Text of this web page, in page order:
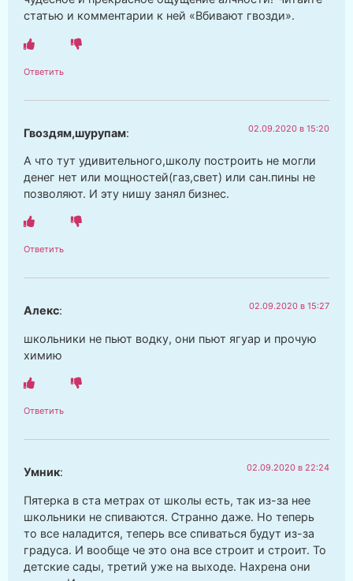
статью и комментарии к ней «Вбивают гвозди».
Ответить
Гвоздям,шурупам: 02.09.2020 в 15:20
А что тут удивительного,школу построить не могли
денег нет или мощностей(газ,свет) или сан.пины не
позволяют. И эту нишу занял бизнес.
Ответить
Алекс: 02.09.2020 в 15:27
школьники не пьют водку, они пьют ягуар и прочую
химию
Ответить
Умник: 02.09.2020 в 22:24
Пятерка в ста метрах от школы есть, так из-за нее
школьники не спиваются. Странно даже. Но теперь
то все наладится, теперь все спиваться будут из-за
градуса. И вообще че это она все строит и строит. То
детские сады, третий уже на выходе. Нахрена они